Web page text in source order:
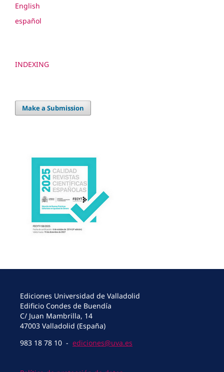
English
español
INDEXING
Make a Submission
Ediciones Universidad de Valladolid
Edificio Condes de Buendía
C/ Juan Mambrilla, 14
47003 Valladolid (España)
983 18 78 10 - ediciones@uva.es